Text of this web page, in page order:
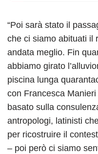
“Poi sarà stato il
che ci siamo abituati il
andata meglio. Fin
abbiamo girato
piscina lunga
con Francesca
basato sulla
antropologi, latinisti
per ricostruire il
– poi però ci siamo